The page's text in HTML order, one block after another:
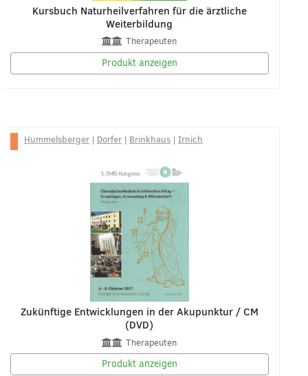
Kursbuch Naturheilverfahren für die ärztliche
Weiterbildung
Therapeuten
Produkt anzeigen
Hummelsberger| Dorfer| Brinkhaus| Irnich
Zukünftige Entwicklungen in der Akupunktur / CM
(DVD)
Therapeuten
Produkt anzeigen